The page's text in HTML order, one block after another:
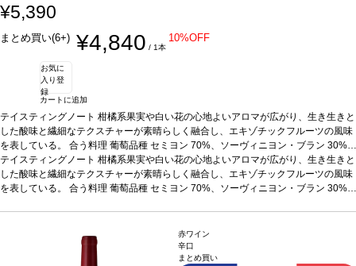
¥5,390
まとめ買い(6+) ¥4,840 / 1本
10%OFF
お気に
入り登
録
カートに追加
テイスティングノート 柑橘系果実や白い花の心地よいアロマが広がり、生き生きと
した酸味と繊細なテクスチャーが素晴らしく融合し、エキゾチックフルーツの風味
を表している。 合う料理 葡萄品種 セミヨン 70%、ソーヴィニヨン・ブラン 30%
認証HVE3認証*本ヴィンテージが在庫切れの場合、在庫があり価格が同様の場合
は自動的に次のヴィンテージに変更されます、ご了承ください。
テイスティングノート 柑橘系果実や白い花の心地よいアロマが広がり、生き生きと
した酸味と繊細なテクスチャーが素晴らしく融合し、エキゾチックフルーツの風味
を表している。 合う料理 葡萄品種 セミヨン 70%、ソーヴィニヨン・ブラン 30%
赤ワイン
辛口
まとめ買い